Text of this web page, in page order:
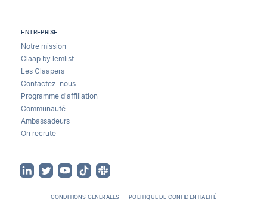
ENTREPRISE
Notre mission
Claap by lemlist
Les Claapers
Contactez-nous
Programme d'affiliation
Communauté
Ambassadeurs
On recrute
CONDITIONS GÉNÉRALES POLITIQUE DE CONFIDENTIALITÉ